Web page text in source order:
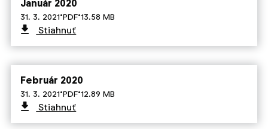
Január 2020
31. 3. 2021·PDF·13.58 MB
Stiahnuť
Február 2020
31. 3. 2021·PDF·12.89 MB
Stiahnuť